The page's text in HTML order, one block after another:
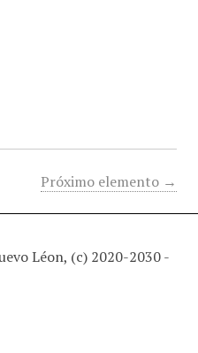
Próximo elemento →
Léon, (c) 2020-2030 -